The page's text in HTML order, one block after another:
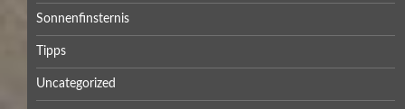
Sonnenfinsternis
Tipps
Uncategorized